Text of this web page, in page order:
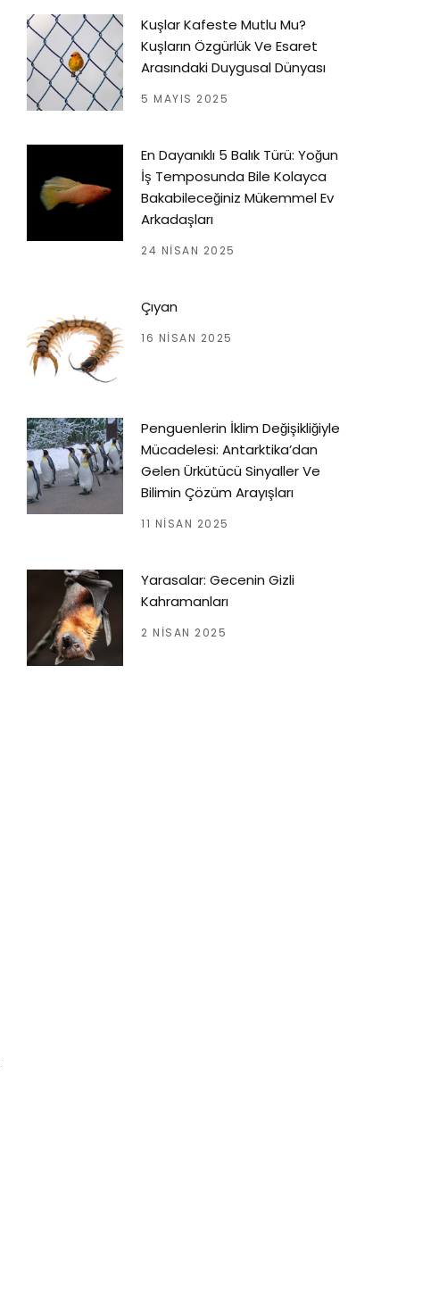
Kuşlar Kafeste Mutlu Mu?
Kuşların Özgürlük Ve Esaret
Arasındaki Duygusal Dünyası
5 MAYIS 2025
En Dayanıklı 5 Balık Türü: Yoğun
İş Temposunda Bile Kolayca
Bakabileceğiniz Mükemmel Ev
Arkadaşları
24 NISAN 2025
Çıyan
16 NISAN 2025
Penguenlerin İklim Değişikliğiyle
Mücadelesi: Antarktika’dan
Gelen Ürkütücü Sinyaller Ve
Bilimin Çözüm Arayışları
11 NISAN 2025
Yarasalar: Gecenin Gizli
Kahramanları
2 NISAN 2025